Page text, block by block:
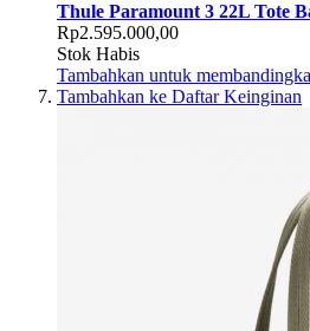
Thule Paramount 3 22L Tote
Rp2.595.000,00
Stok Habis
Tambahkan untuk
Tambahkan ke Daftar Keinginan